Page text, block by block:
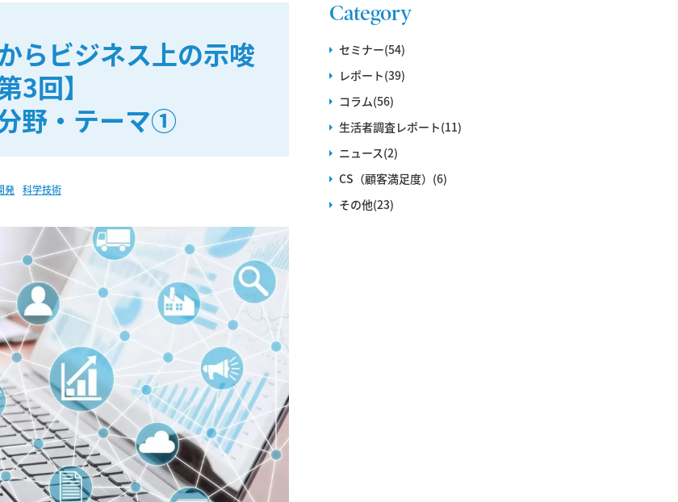
らビジネス上の示唆
3回】
野・テーマ①
発 科学技術
Category
セミナー(54)
レポート(39)
コラム(56)
生活者調査レポート(11)
ニュース(2)
CS（顧客満足度）(6)
その他(23)